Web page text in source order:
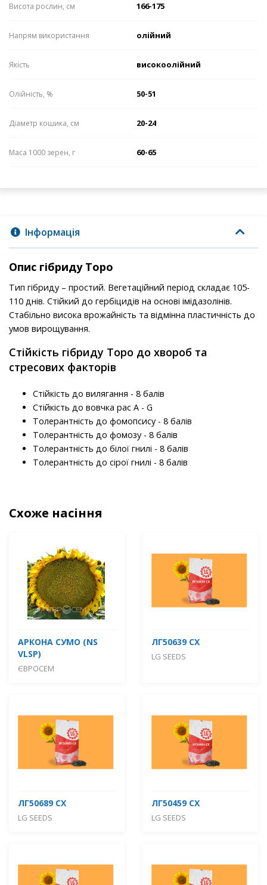
Висота рослин, см 166-175
Напрям використання олійний
Якість високоолійний
Олійність, % 50-51
Діаметр кошика, см 20-24
Маса 1000 зерен, г 60-65
Інформація
Опис гібриду Торо
Тип гібриду – простий. Вегетаційний період складає 105-
110 днів. Стійкий до гербіцидів на основі імідазолінів.
Стабільно висока врожайність та відмінна пластичність до
умов вирощування.
Стійкість гібриду Торо до хвороб та
стресових факторів
Стійкість до вилягання - 8 балів
Стійкість до вовчка рас A - G
Толерантність до фомопсису - 8 балів
Толерантність до фомозу - 8 балів
Толерантність до білої гнилі - 8 балів
Толерантність до сірої гнилі - 8 балів
Схоже насіння
АРКОНА СУМО (NS
VLSP)
ЄВРОСЕМ
ЛГ50639 СХ
LG SEEDS
ЛГ50689 СХ
LG SEEDS
ЛГ50459 СХ
LG SEEDS